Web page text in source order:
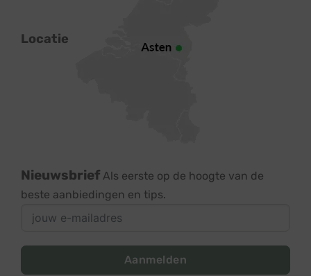
Locatie
Nieuwsbrief Als eerste op de hoogte van de
beste aanbiedingen en tips.
Aanmelden